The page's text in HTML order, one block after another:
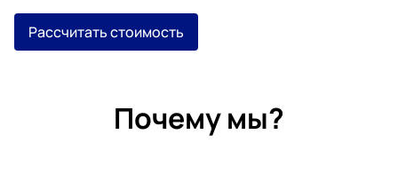
Рассчитать стоимость
Почему мы?